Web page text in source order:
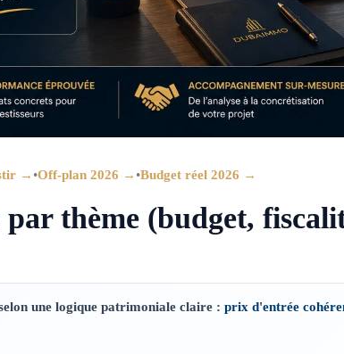
→ •Off-plan 2026 → •Budget réel 2026 →
thème (budget,
une logique patrimoniale claire : prix d'entrée